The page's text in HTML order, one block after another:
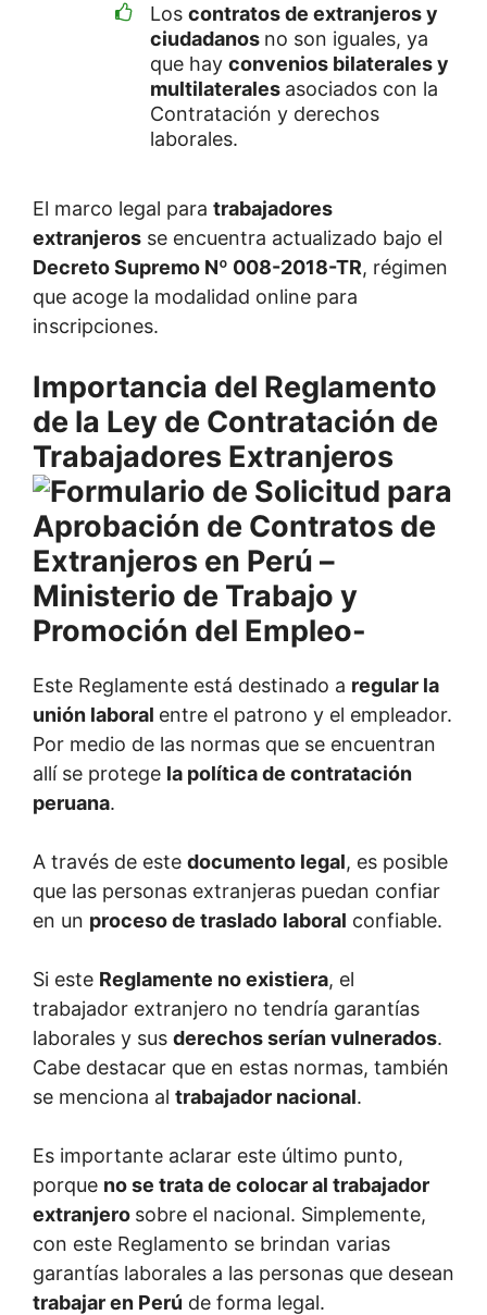
Los contratos de extranjeros y
ciudadanos no son iguales, ya
que hay convenios bilaterales y
multilaterales asociados con la
Contratación y derechos
laborales.
El marco legal para trabajadores
extranjeros se encuentra actualizado bajo el
Decreto Supremo Nº 008-2018-TR, régimen
que acoge la modalidad online para
inscripciones.
Importancia del Reglamento
de la Ley de Contratación de
Trabajadores Extranjeros
Este Reglamente está destinado a regular la
unión laboral entre el patrono y el empleador.
Por medio de las normas que se encuentran
allí se protege la política de contratación
peruana.
A través de este documento legal, es posible
que las personas extranjeras puedan confiar
en un proceso de traslado laboral confiable.
Si este Reglamente no existiera, el
trabajador extranjero no tendría garantías
laborales y sus derechos serían vulnerados.
Cabe destacar que en estas normas, también
se menciona al trabajador nacional.
Es importante aclarar este último punto,
porque no se trata de colocar al trabajador
extranjero sobre el nacional. Simplemente,
con este Reglamento se brindan varias
garantías laborales a las personas que desean
trabajar en Perú de forma legal.